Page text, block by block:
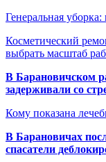
Генеральная
Косметический
выбрать масштаб
В Барановичском
задерживали со
Кому показана
В Барановичах
спасатели